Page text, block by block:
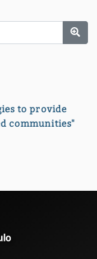
to provide
communities"